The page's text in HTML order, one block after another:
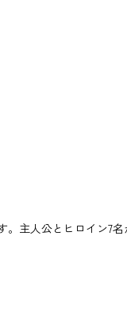
主人公とヒロイン7